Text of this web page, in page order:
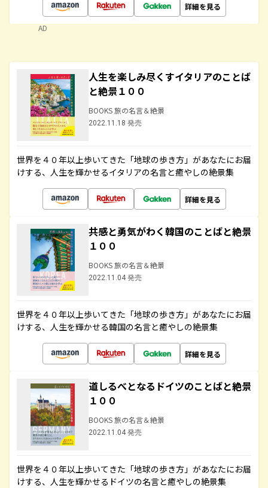
詳細を見る
AD
人生を楽しみ尽くすイタリアのことば
と絶景１００
BOOKS 旅の名言＆絶景
2022.11.18 発売
世界を４０年以上歩いてきた「地球の歩き方」があなたにお届
けする、人生を輝かせるイタリアの名言と癒やしの絶景集
詳細を見る
共感と勇気がわく韓国のことばと絶景
１００
BOOKS 旅の名言＆絶景
2022.11.04 発売
世界を４０年以上歩いてきた「地球の歩き方」があなたにお届
けする、人生を輝かせる韓国の名言と癒やしの絶景集
詳細を見る
道しるべとなるドイツのことばと絶景
１００
BOOKS 旅の名言＆絶景
2022.11.04 発売
世界を４０年以上歩いてきた「地球の歩き方」があなたにお届
けする、人生を輝かせるドイツの名言と癒やしの絶景集